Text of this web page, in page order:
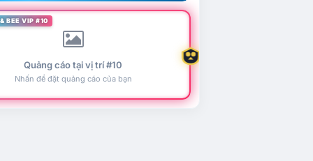
BEE VIP #10
Quảng cáo tại vị trí #10
Nhấn để đặt quảng cáo của bạn